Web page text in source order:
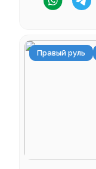
Правый руль